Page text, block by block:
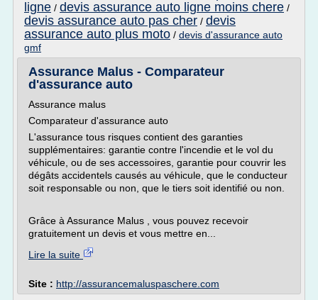
ligne / devis assurance auto ligne moins chere /
devis assurance auto pas cher / devis
assurance auto plus moto / devis d'assurance auto
gmf
Assurance Malus - Comparateur
d'assurance auto
Assurance malus
Comparateur d'assurance auto
L'assurance tous risques contient des garanties
supplémentaires: garantie contre l'incendie et le vol du
véhicule, ou de ses accessoires, garantie pour couvrir les
dégâts accidentels causés au véhicule, que le conducteur
soit responsable ou non, que le tiers soit identifié ou non.
Grâce à Assurance Malus , vous pouvez recevoir
gratuitement un devis et vous mettre en...
Lire la suite
Site : http://assurancemaluspaschere.com